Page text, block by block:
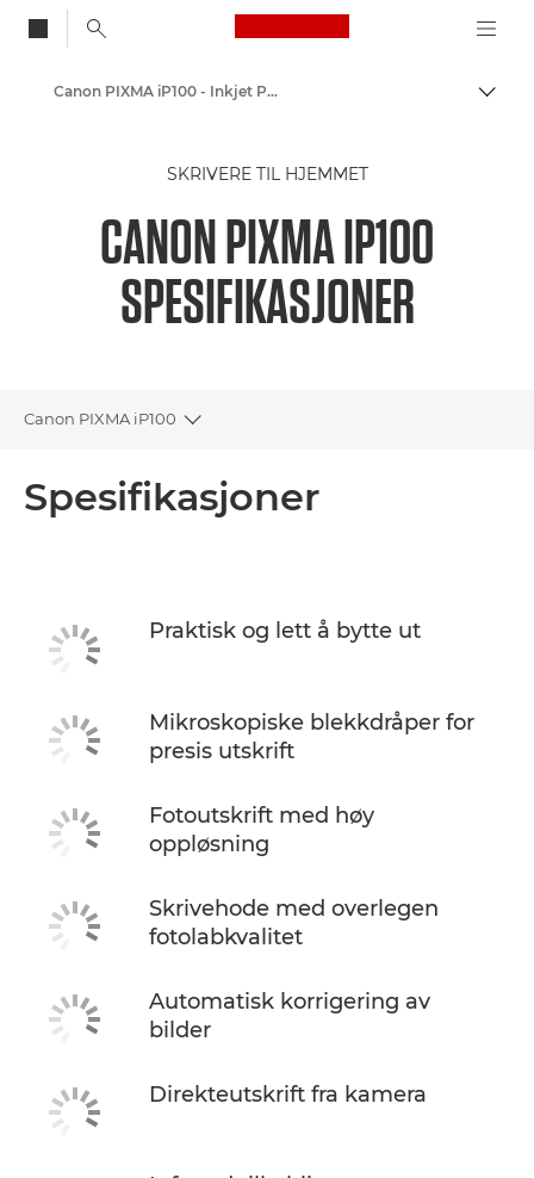
Canon Logo, back
Canon PIXMA iP100 - Inkjet Photo Printers
SKRIVERE TIL HJEMMET
CANON PIXMA IP100
SPESIFIKASJONER
Canon PIXMA iP100
Toggle breadcrumbs
KJØP BLEKK
Spesifikasjoner
Praktisk og lett å bytte ut
Mikroskopiske blekkdråper for
presis utskrift
Fotoutskrift med høy
oppløsning
Skrivehode med overlegen
fotolabkvalitet
Automatisk korrigering av
bilder
Direkteutskrift fra kamera